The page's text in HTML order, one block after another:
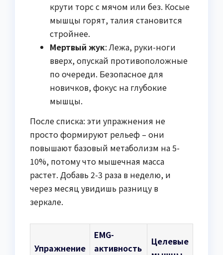
крути торс с мячом или без. Косые
мышцы горят, талия становится
стройнее.
Мертвый жук: Лежа, руки-ноги
вверх, опускай противоположные
по очереди. Безопасное для
новичков, фокус на глубокие
мышцы.
После списка: эти упражнения не
просто формируют рельеф – они
повышают базовый метаболизм на 5-
10%, потому что мышечная масса
растет. Добавь 2-3 раза в неделю, и
через месяц увидишь разницу в
зеркале.
Упражнение
EMG-
активность
Целевые